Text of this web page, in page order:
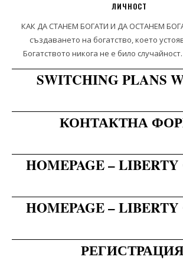
ЛИЧНОСТ
КАК ДА СТАНЕМ БОГАТИ И ДА ОСТАНЕМ
създаването на богатство, което
Богатството никога не е било
SWITCHING PLANS
КОНТАКТНА
HOMEPAGE – LIBERTY
HOMEPAGE – LIBERTY